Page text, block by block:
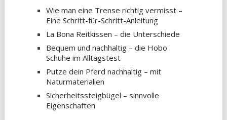
Wie man eine Trense richtig vermisst –
Eine Schritt-für-Schritt-Anleitung
La Bona Reitkissen – die Unterschiede
Bequem und nachhaltig – die Hobo
Schuhe im Alltagstest
Putze dein Pferd nachhaltig – mit
Naturmaterialien
Sicherheitssteigbügel – sinnvolle
Eigenschaften